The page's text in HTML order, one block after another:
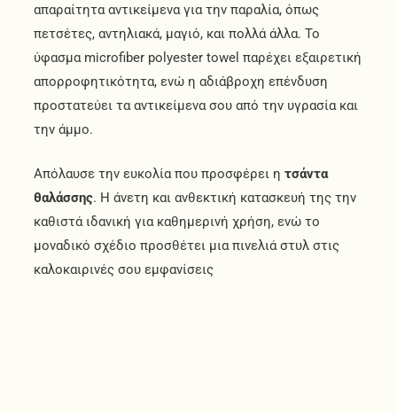
απαραίτητα αντικείμενα για την παραλία, όπως
πετσέτες, αντηλιακά, μαγιό, και πολλά άλλα. Το
ύφασμα microfiber polyester towel παρέχει εξαιρετική
απορροφητικότητα, ενώ η αδιάβροχη επένδυση
προστατεύει τα αντικείμενα σου από την υγρασία και
την άμμο.
Απόλαυσε την ευκολία που προσφέρει η τσάντα
θαλάσσης. Η άνετη και ανθεκτική κατασκευή της την
καθιστά ιδανική για καθημερινή χρήση, ενώ το
μοναδικό σχέδιο προσθέτει μια πινελιά στυλ στις
καλοκαιρινές σου εμφανίσεις